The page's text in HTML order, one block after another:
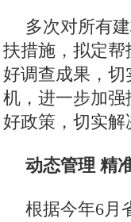
多次对所有
扶措施，拟定
好调查成果，切
机，进一步加
好政策，切实
动态管理 精
根据今年6月